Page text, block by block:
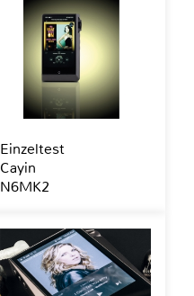
Einzeltest
Cayin
N6MK2